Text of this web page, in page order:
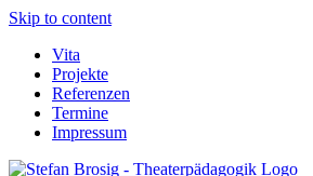
Skip to content
Vita
Projekte
Referenzen
Termine
Impressum